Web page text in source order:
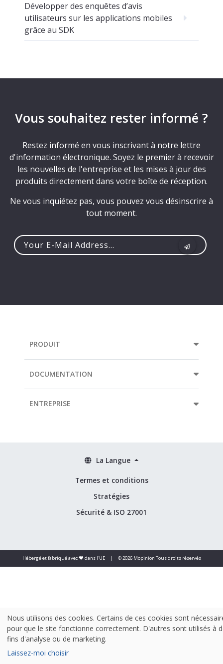
Développer des enquêtes d’avis
utilisateurs sur les applications mobiles
grâce au SDK
Vous souhaitez rester informé ?
Restez informé en vous inscrivant à notre lettre
d'information électronique. Soyez le premier à recevoir
les nouvelles de l'entreprise et les mises à jour des
produits directement dans votre boîte de réception.
Ne vous inquiétez pas, vous pouvez vous désinscrire à
tout moment.
PRODUIT
DOCUMENTATION
ENTREPRISE
Termes et conditions
Stratégies
Sécurité & ISO 27001
La Langue
Hébergé et fabriqué avec ❤️ dans l'UE | © 2026 Mopinion Tous droits réservés
Nous utilisons des cookies. Certains de ces cookies sont
pour que le site fonctionne correctement. D'autres sont utilisés à
fins d'analyse ou de marketing.
Laissez-moi choisir